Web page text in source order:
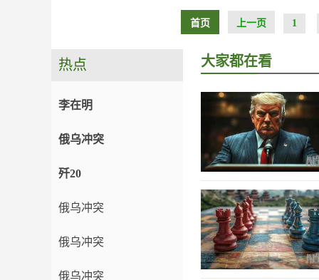
首页 上一页 1
热点
李在明
俄乌冲突
歼20
俄乌冲突
俄乌冲突
俄乌冲突
大家都在看